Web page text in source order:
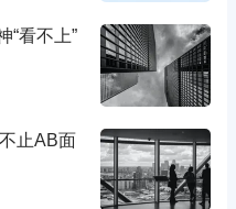
“看不上”
止AB面